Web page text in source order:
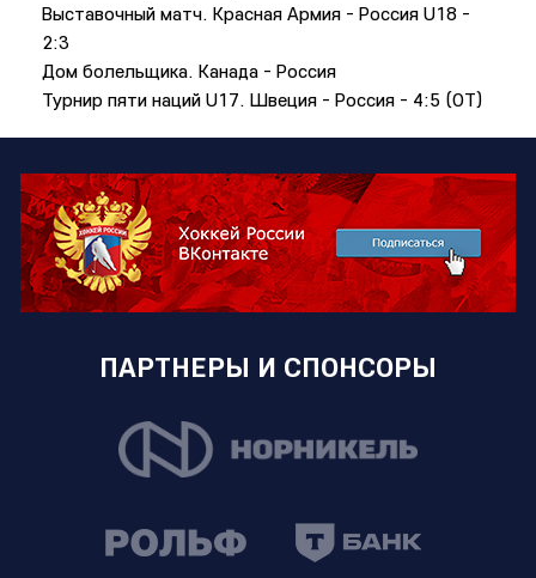
Выставочный матч. Красная Армия - Россия U18 -
2:3
Дом болельщика. Канада - Россия
Турнир пяти наций U17. Швеция - Россия - 4:5 (ОТ)
ПАРТНЕРЫ И СПОНСОРЫ